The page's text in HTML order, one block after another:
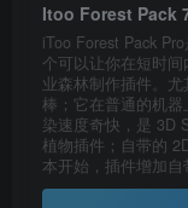
素材库浏览器
选择的超过100个
对整个散布系
摆弄复杂的多
iToo Forest Pack
个可以让你在短时
业森林制作插件。
棒；它在普通的机
染速度奇快，是 3D
植物插件；自带的
本开始，插件增加自